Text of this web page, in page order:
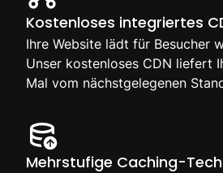
Kostenloses integriertes
Ihre Website lädt für Besucher
Unser kostenloses CDN liefert
Mal vom nächstgelegenen
Mehrstufige Caching-